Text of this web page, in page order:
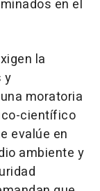
en el
la
y
moratoria
científico
evalúe en
ambiente y